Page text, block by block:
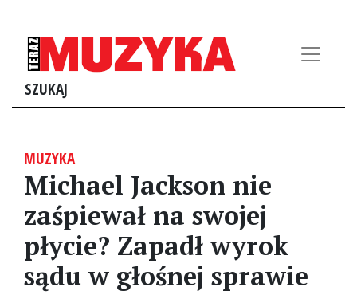
SZUKAJ
MUZYKA
Michael Jackson nie
zaśpiewał na swojej
płycie? Zapadł wyrok
sądu w głośnej sprawie